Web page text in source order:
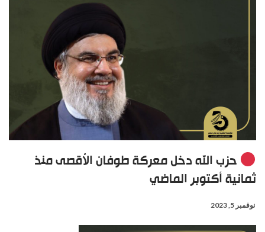
حزب الله دخل معركة طوفان الأقصى منذ
ثمانية أكتوبر الماضي
نوفمبر 5, 2023